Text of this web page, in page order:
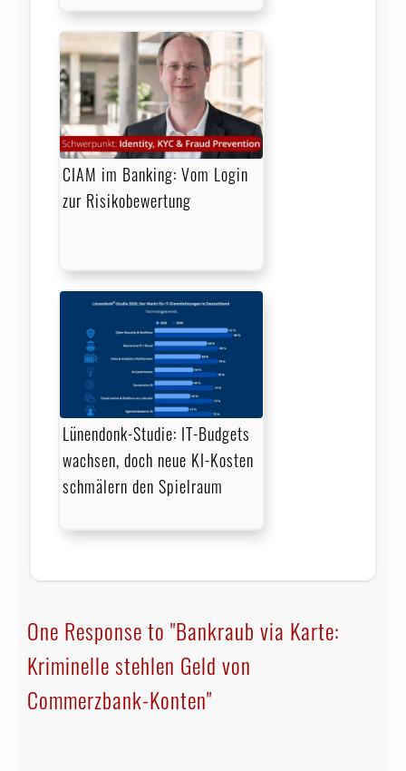
CIAM im Banking: Vom Login
zur Risikobewertung
Lünendonk-Studie: IT-Budgets
wachsen, doch neue KI-Kosten
schmälern den Spielraum
One Response to "Bankraub via Karte:
Kriminelle stehlen Geld von
Commerzbank-Konten"